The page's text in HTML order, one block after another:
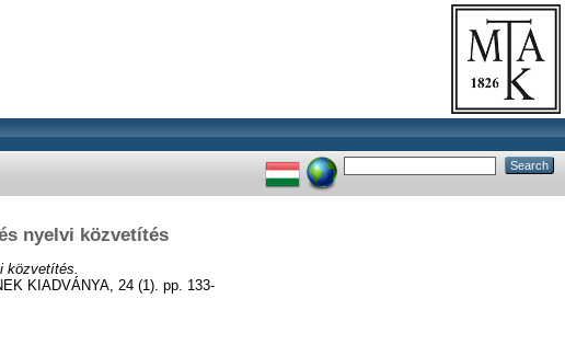
nyelvi közvetítés
közvetítés.
KIADVÁNYA, 24 (1). pp. 133-